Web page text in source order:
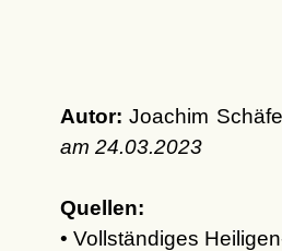
Autor: Joachim
am 24.03.2023
Quellen:
• Vollständiges